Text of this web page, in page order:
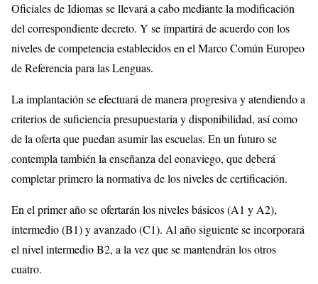
Oficiales de Idiomas se llevará a cabo mediante la modificación
del correspondiente decreto. Y se impartirá de acuerdo con los
niveles de competencia establecidos en el Marco Común Europeo
de Referencia para las Lenguas.
La implantación se efectuará de manera progresiva y atendiendo a
criterios de suficiencia presupuestaria y disponibilidad, así como
de la oferta que puedan asumir las escuelas. En un futuro se
contempla también la enseñanza del eonaviego, que deberá
completar primero la normativa de los niveles de certificación.
En el primer año se ofertarán los niveles básicos (A1 y A2),
intermedio (B1) y avanzado (C1). Al año siguiente se incorporará
el nivel intermedio B2, a la vez que se mantendrán los otros
cuatro.